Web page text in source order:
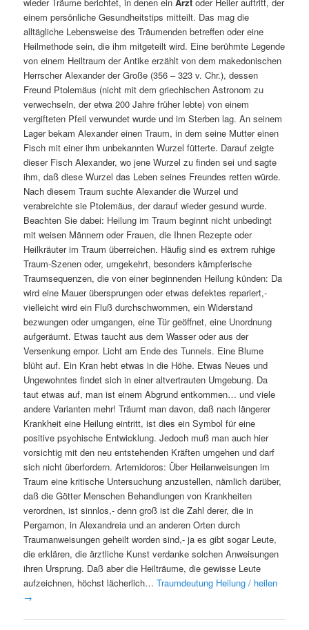
einem persönliche Gesundheitstips mitteilt. Das mag die
alltägliche Lebensweise des Träumenden betreffen oder eine
Heilmethode sein, die ihm mitgeteilt wird. Eine berühmte Legende
von einem Heiltraum der Antike erzählt von dem makedonischen
Herrscher Alexander der Große (356 – 323 v. Chr.), dessen
Freund Ptolemäus (nicht mit dem griechischen Astronom zu
verwechseln, der etwa 200 Jahre früher lebte) von einem
vergifteten Pfeil verwundet wurde und im Sterben lag. An seinem
Lager bekam Alexander einen Traum, in dem seine Mutter einen
Fisch mit einer ihm unbekannten Wurzel fütterte. Darauf zeigte
dieser Fisch Alexander, wo jene Wurzel zu finden sei und sagte
ihm, daß diese Wurzel das Leben seines Freundes retten würde.
Nach diesem Traum suchte Alexander die Wurzel und
verabreichte sie Ptolemäus, der darauf wieder gesund wurde.
Beachten Sie dabei: Heilung im Traum beginnt nicht unbedingt
mit weisen Männern oder Frauen, die Ihnen Rezepte oder
Heilkräuter im Traum überreichen. Häufig sind es extrem ruhige
Traum-Szenen oder, umgekehrt, besonders kämpferische
Traumsequenzen, die von einer beginnenden Heilung künden: Da
wird eine Mauer übersprungen oder etwas defektes repariert,-
vielleicht wird ein Fluß durchschwommen, ein Widerstand
bezwungen oder umgangen, eine Tür geöffnet, eine Unordnung
aufgeräumt. Etwas taucht aus dem Wasser oder aus der
Versenkung empor. Licht am Ende des Tunnels. Eine Blume
blüht auf. Ein Kran hebt etwas in die Höhe. Etwas Neues und
Ungewohntes findet sich in einer altvertrauten Umgebung. Da
taut etwas auf, man ist einem Abgrund entkommen… und viele
andere Varianten mehr! Träumt man davon, daß nach längerer
Krankheit eine Heilung eintritt, ist dies ein Symbol für eine
positive psychische Entwicklung. Jedoch muß man auch hier
vorsichtig mit den neu entstehenden Kräften umgehen und darf
sich nicht überfordern. Artemidoros: Über Heilanweisungen im
Traum eine kritische Untersuchung anzustellen, nämlich darüber,
daß die Götter Menschen Behandlungen von Krankheiten
verordnen, ist sinnlos,- denn groß ist die Zahl derer, die in
Pergamon, in Alexandreia und an anderen Orten durch
Traumanweisungen geheilt worden sind,- ja es gibt sogar Leute,
die erklären, die ärztliche Kunst verdanke solchen Anweisungen
ihren Ursprung. Daß aber die Heilträume, die gewisse Leute
aufzeichnen, höchst lächerlich…Traumdeutung Heilung / heilen
→